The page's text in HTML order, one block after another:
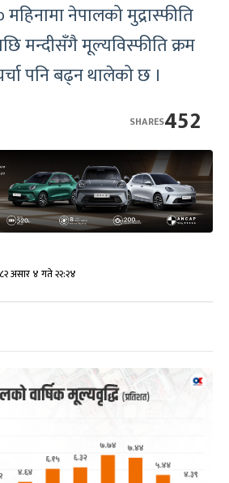
नेपालको मुद्रास्फीति
मन्दीसँगै मूल्यविस्फीति क्रम
पनि बढ्न थालेको छ ।
452
SHARES
असार ४ गते २२:२४